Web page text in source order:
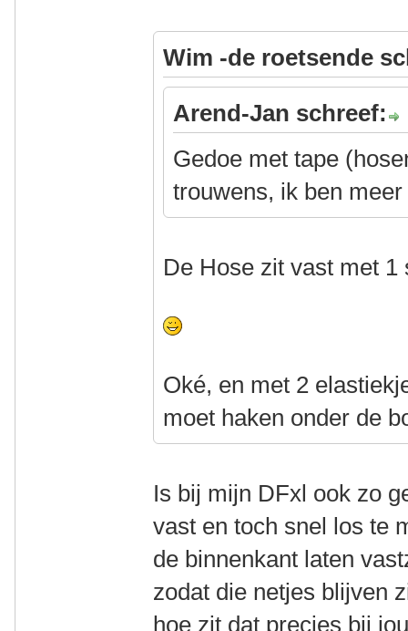
Wim -de roetsende
Arend-Jan schreef:
Gedoe met tape
trouwens, ik ben
De Hose zit vast met
Oké, en met 2
moet haken onder de
Is bij mijn DFxl ook zo
vast en toch snel los te
de binnenkant laten
zodat die netjes blijven
hoe zit dat precies bij